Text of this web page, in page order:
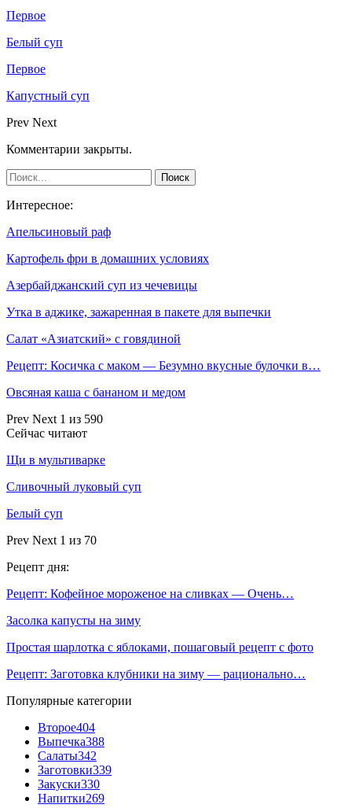
Первое
Белый суп
Первое
Капустный суп
Prev Next
Комментарии закрыты.
Интересное:
Апельсиновый раф
Картофель фри в домашних условиях
Азербайджанский суп из чечевицы
Утка в аджике, зажаренная в пакете для выпечки
Салат «Азиатский» с говядиной
Рецепт: Косичка с маком — Безумно вкусные булочки в…
Овсяная каша с бананом и медом
Prev Next 1 из 590
Сейчас читают
Щи в мультиварке
Сливочный луковый суп
Белый суп
Prev Next 1 из 70
Рецепт дня:
Рецепт: Кофейное мороженое на сливках — Очень…
Засолка капусты на зиму
Простая шарлотка с яблоками, пошаговый рецепт с фото
Рецепт: Заготовка клубники на зиму — рационально…
Популярные категории
Второе404
Выпечка388
Салаты342
Заготовки339
Закуски330
Напитки269